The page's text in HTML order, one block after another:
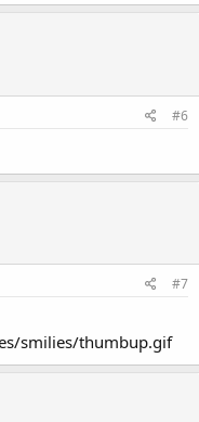
#6
#7
smilies/thumbup.gif